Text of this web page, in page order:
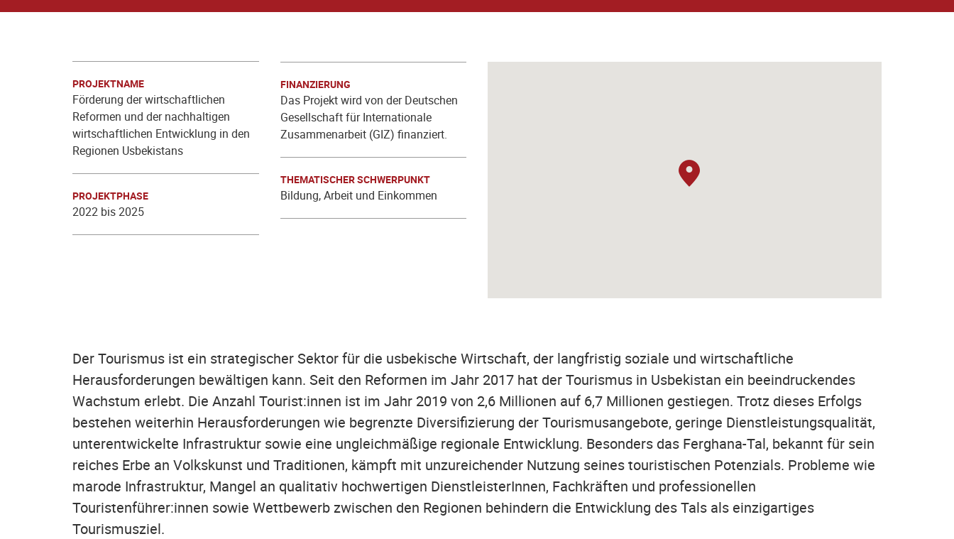
PROJEKTNAME
Förderung der wirtschaftlichen
Reformen und der nachhaltigen
wirtschaftlichen Entwicklung in den
Regionen Usbekistans
PROJEKTPHASE
2022 bis 2025
FINANZIERUNG
Das Projekt wird von der Deutschen
Gesellschaft für Internationale
Zusammenarbeit (GIZ) finanziert.
THEMATISCHER SCHWERPUNKT
Bildung, Arbeit und Einkommen
Der Tourismus ist ein strategischer Sektor für die usbekische Wirtschaft, der langfristig soziale und wirtschaftliche
Herausforderungen bewältigen kann. Seit den Reformen im Jahr 2017 hat der Tourismus in Usbekistan ein beeindruckendes
Wachstum erlebt. Die Anzahl Tourist:innen ist im Jahr 2019 von 2,6 Millionen auf 6,7 Millionen gestiegen. Trotz dieses Erfolgs
bestehen weiterhin Herausforderungen wie begrenzte Diversifizierung der Tourismusangebote, geringe Dienstleistungsqualität,
unterentwickelte Infrastruktur sowie eine ungleichmäßige regionale Entwicklung. Besonders das Ferghana-Tal, bekannt für sein
reiches Erbe an Volkskunst und Traditionen, kämpft mit unzureichender Nutzung seines touristischen Potenzials. Probleme wie
marode Infrastruktur, Mangel an qualitativ hochwertigen DienstleisterInnen, Fachkräften und professionellen
Touristenführer:innen sowie Wettbewerb zwischen den Regionen behindern die Entwicklung des Tals als einzigartiges
Tourismusziel.